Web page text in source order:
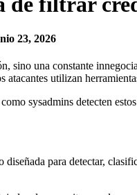
23, 2026
sino una constante
utilizan
sysadmins detecten
diseñada para detectar,